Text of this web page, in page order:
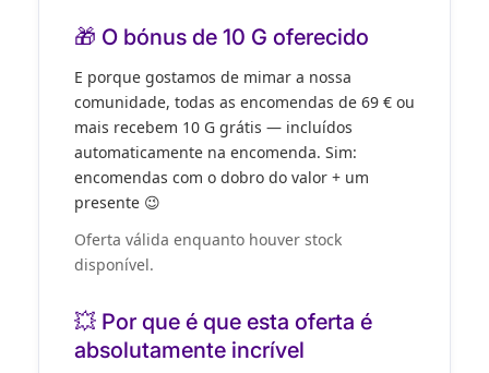
🎁 O bónus de 10 G oferecido
E porque gostamos de mimar a nossa
comunidade, todas as encomendas de 69 € ou
mais recebem 10 G grátis — incluídos
automaticamente na encomenda. Sim:
encomendas com o dobro do valor + um
presente 😉
Oferta válida enquanto houver stock
disponível.
💥 Por que é que esta oferta é
absolutamente incrível